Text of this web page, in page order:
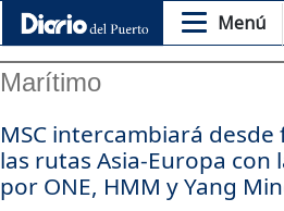
Menú
Marítimo
MSC intercambiará
las rutas Asia-Europa con
por ONE, HMM y Yang